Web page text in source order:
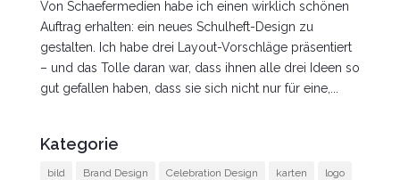
Von Schaefermedien habe ich einen wirklich schönen
Auftrag erhalten: ein neues Schulheft-Design zu
gestalten. Ich habe drei Layout-Vorschläge präsentiert
– und das Tolle daran war, dass ihnen alle drei Ideen so
gut gefallen haben, dass sie sich nicht nur für eine,...
Kategorie
bild Brand Design Celebration Design karten logo